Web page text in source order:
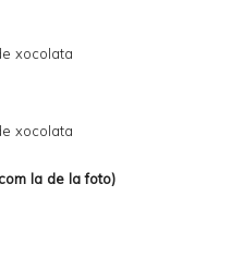
la de la foto)